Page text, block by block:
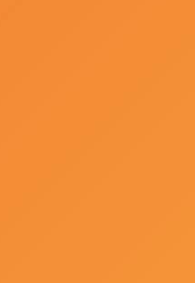
Info